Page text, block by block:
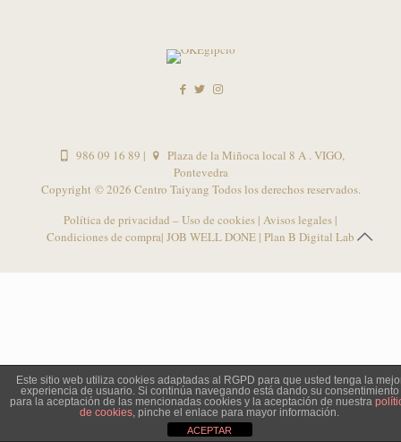
986 09 16 89 |
Plaza de la Miñoca local 8 A . VIGO,
Pontevedra
Copyright ©2026 Centro Taiyang Todos los derechos reservados.
Política de privacidad – Uso de cookies | Avisos legales |
Condiciones de compra| JOB WELL DONE | Plan B Digital Lab
Este sitio web utiliza cookies adaptadas al RGPD para que usted tenga la
experiencia de usuario. Si continúa navegando está dando su consentimiento
para la aceptación de las mencionadas cookies y la aceptación de nuestra
de cookies, pinche el enlace para mayor información.
ACEPTAR